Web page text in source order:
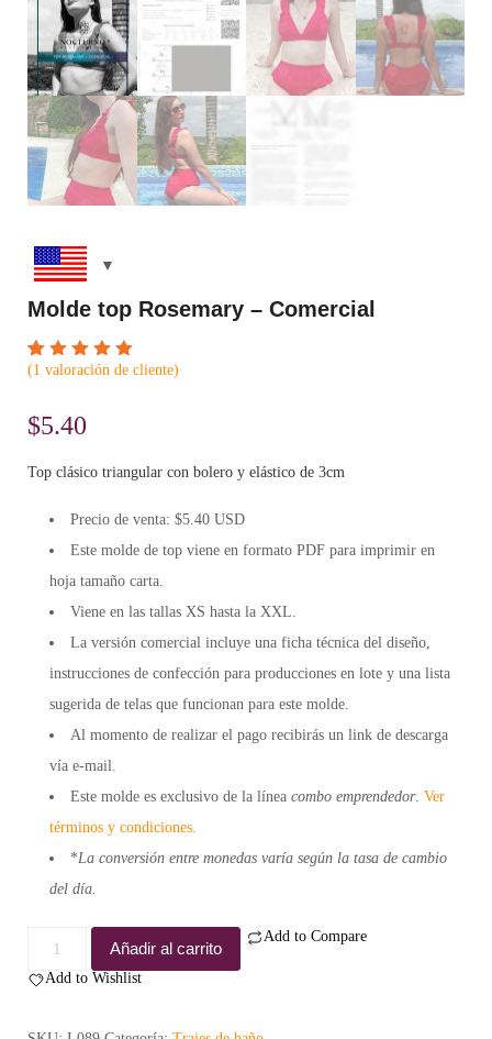
Molde top Rosemary – Comercial
Valorado
basado
en
1
de
(1 valoración de cliente)
$5.40
Top clásico triangular con bolero y elástico de 3cm
Precio de venta: $5.40 USD
Este molde de top viene en formato PDF para imprimir en
hoja tamaño carta.
Viene en las tallas XS hasta la XXL.
La versión comercial incluye una ficha técnica del diseño,
instrucciones de confección para producciones en lote y una lista
sugerida de telas que funcionan para este molde.
Al momento de realizar el pago recibirás un link de descarga
vía e-mail.
Este molde es exclusivo de la línea combo emprendedor. Ver
términos y condiciones.
*La conversión entre monedas varía según la tasa de cambio
del día.
Molde
top
-
Añadir al carrito
Add to Compare
Add to Wishlist